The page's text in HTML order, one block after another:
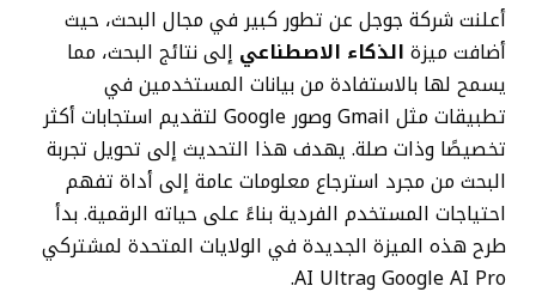
أعلنت شركة جوجل عن تطور كبير في مجال البحث، حيث
أضافت ميزة الذكاء الاصطناعي إلى نتائج البحث، مما
يسمح لها بالاستفادة من بيانات المستخدمين في
تطبيقات مثل Gmail وصور Google لتقديم استجابات أكثر
تخصيصًا وذات صلة. يهدف هذا التحديث إلى تحويل تجربة
البحث من مجرد استرجاع معلومات عامة إلى أداة تفهم
احتياجات المستخدم الفردية بناءً على حياته الرقمية. بدأ
طرح هذه الميزة الجديدة في الولايات المتحدة لمشتركي
Google AI Pro وAI Ultra.